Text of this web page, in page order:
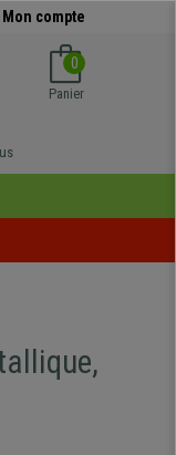
Mon compte
0
Panier